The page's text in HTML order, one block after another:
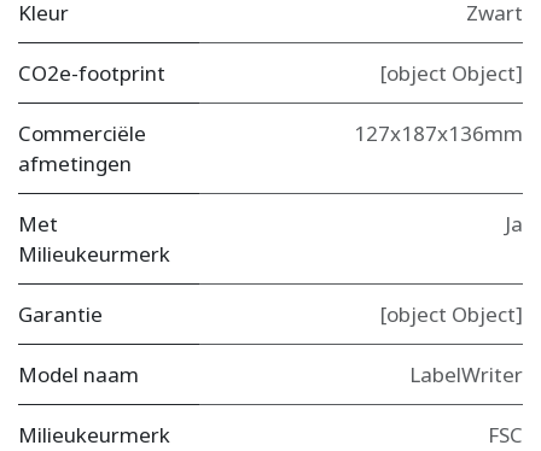
Kleur Zwart
CO2e-footprint [object Object]
Commerciële
afmetingen
127x187x136mm
Met
Milieukeurmerk
Ja
Garantie [object Object]
Model naam LabelWriter
Milieukeurmerk FSC